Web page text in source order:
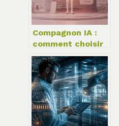
marges
Compagnon IA :
comment choisir
votre allié virtuel
entre 3 et 46
euros par mois ?